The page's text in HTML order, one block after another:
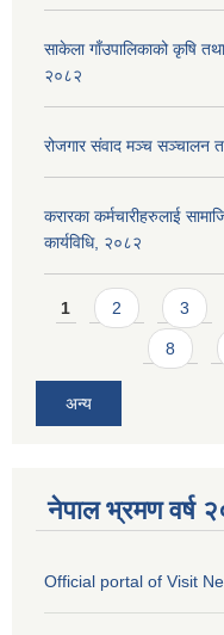
साकेला गाँउपालिकाको कृषि
२०८२
रोजगार संवाद मञ्च सञ्चालन
करारका कर्मचारीहरुलाई
कार्यविधि, २०८२
Pages
1 2 3
8
अन्य
नेपाल भ्रमण वर्ष
Official portal of Visit